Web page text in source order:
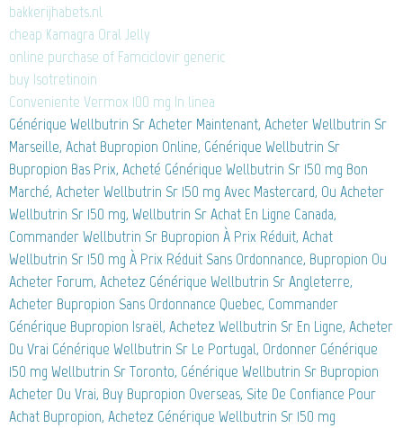
bakkerijhabets.nl
cheap Kamagra Oral Jelly
online purchase of Famciclovir generic
buy Isotretinoin
Conveniente Vermox 100 mg In linea
Générique Wellbutrin Sr Acheter Maintenant, Acheter Wellbutrin Sr
Marseille, Achat Bupropion Online, Générique Wellbutrin Sr
Bupropion Bas Prix, Acheté Générique Wellbutrin Sr 150 mg Bon
Marché, Acheter Wellbutrin Sr 150 mg Avec Mastercard, Ou Acheter
Wellbutrin Sr 150 mg, Wellbutrin Sr Achat En Ligne Canada,
Commander Wellbutrin Sr Bupropion À Prix Réduit, Achat
Wellbutrin Sr 150 mg À Prix Réduit Sans Ordonnance, Bupropion Ou
Acheter Forum, Achetez Générique Wellbutrin Sr Angleterre,
Acheter Bupropion Sans Ordonnance Quebec, Commander
Générique Bupropion Israël, Achetez Wellbutrin Sr En Ligne, Acheter
Du Vrai Générique Wellbutrin Sr Le Portugal, Ordonner Générique
150 mg Wellbutrin Sr Toronto, Générique Wellbutrin Sr Bupropion
Acheter Du Vrai, Buy Bupropion Overseas, Site De Confiance Pour
Achat Bupropion, Achetez Générique Wellbutrin Sr 150 mg